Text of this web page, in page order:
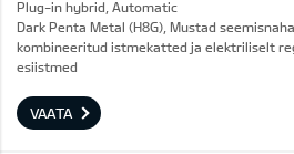
Plug-in hybrid, Automatic
Dark Penta Metal (H8G), Mustad
kombineeritud istmekatted ja elektriliselt
esiistmed
VAATA